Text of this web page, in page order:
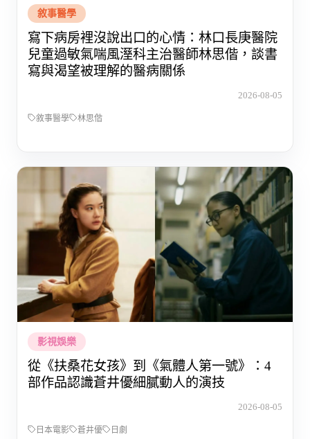
敘事醫學
寫下病房裡沒說出口的心情：林口長庚醫院
兒童過敏氣喘風溼科主治醫師林思偕，談書
寫與渴望被理解的醫病關係
2026-08-05
敘事醫學 林思偕
影視娛樂
從《扶桑花女孩》到《氣體人第一號》：4
部作品認識蒼井優細膩動人的演技
2026-08-05
日本電影 蒼井優 日劇